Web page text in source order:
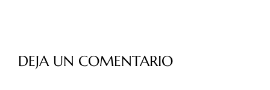
DEJA UN COMENTARIO